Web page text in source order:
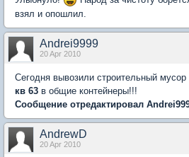
взял и опошлил.
Andrei9999
20 Apr 2010
Сегодня вывозили строительный
кв 63 в общие контейнеры!!!
Сообщение отредактировал
AndrewD
20 Apr 2010